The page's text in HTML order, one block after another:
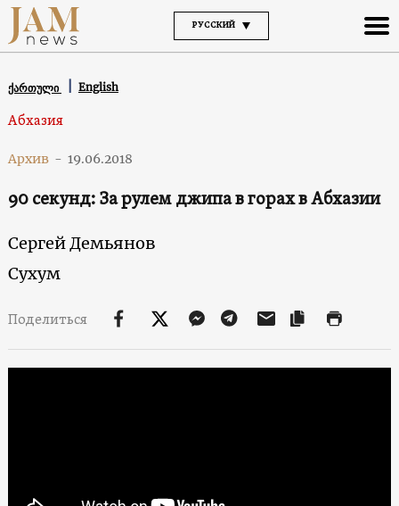
РУССКИЙ
ქართული English
Абхазия
Архив - 19.06.2018
90 секунд: За рулем джипа в горах в Абхазии
Сергей Демьянов
Сухум
Поделиться